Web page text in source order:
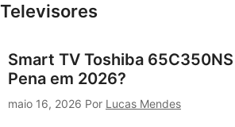
Televisores
Smart TV Toshiba
Pena em 2026?
maio 16, 2026 Por Lucas Mendes